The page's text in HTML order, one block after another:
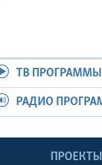
ТВ ПРОГРАММЫ
РАДИО
ПРОЕКТЫ